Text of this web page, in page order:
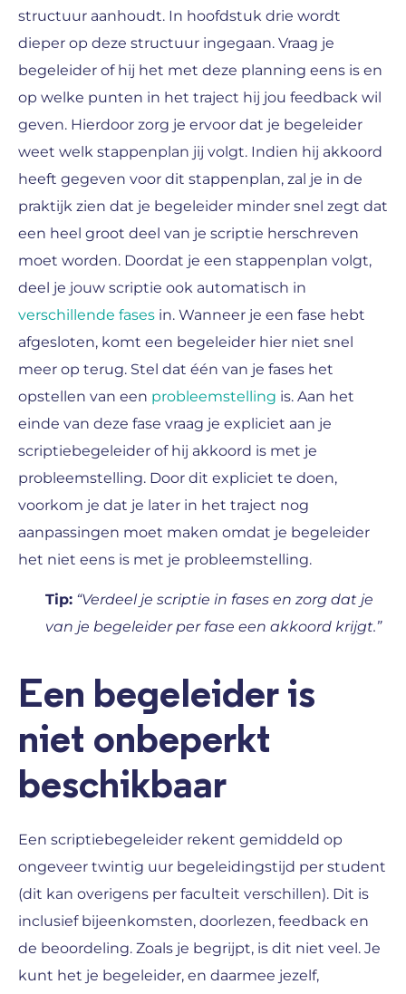
structuur aanhoudt. In hoofdstuk drie wordt
dieper op deze structuur ingegaan. Vraag je
begeleider of hij het met deze planning eens is en
op welke punten in het traject hij jou feedback wil
geven. Hierdoor zorg je ervoor dat je begeleider
weet welk stappenplan jij volgt. Indien hij akkoord
heeft gegeven voor dit stappenplan, zal je in de
praktijk zien dat je begeleider minder snel zegt dat
een heel groot deel van je scriptie herschreven
moet worden. Doordat je een stappenplan volgt,
deel je jouw scriptie ook automatisch in
verschillende fases in. Wanneer je een fase hebt
afgesloten, komt een begeleider hier niet snel
meer op terug. Stel dat één van je fases het
opstellen van een probleemstelling is. Aan het
einde van deze fase vraag je expliciet aan je
scriptiebegeleider of hij akkoord is met je
probleemstelling. Door dit expliciet te doen,
voorkom je dat je later in het traject nog
aanpassingen moet maken omdat je begeleider
het niet eens is met je probleemstelling.
Tip: “Verdeel je scriptie in fases en zorg dat je
van je begeleider per fase een akkoord krijgt.”
Een begeleider is
niet onbeperkt
beschikbaar
Een scriptiebegeleider rekent gemiddeld op
ongeveer twintig uur begeleidingstijd per student
(dit kan overigens per faculteit verschillen). Dit is
inclusief bijeenkomsten, doorlezen, feedback en
de beoordeling. Zoals je begrijpt, is dit niet veel. Je
kunt het je begeleider, en daarmee jezelf,